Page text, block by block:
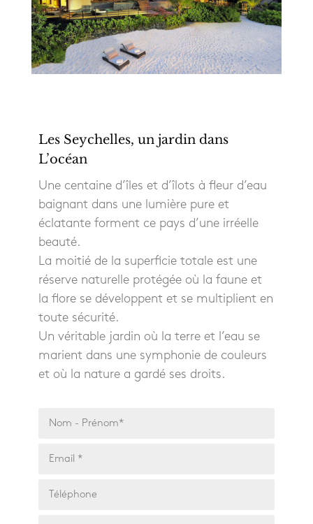
Les Seychelles, un jardin dans
L’océan
Une centaine d’îles et d’îlots à fleur d’eau
baignant dans une lumière pure et
éclatante forment ce pays d’une irréelle
beauté.
La moitié de la superficie totale est une
réserve naturelle protégée où la faune et
la flore se développent et se multiplient en
toute sécurité.
Un véritable jardin où la terre et l’eau se
marient dans une symphonie de couleurs
et où la nature a gardé ses droits.